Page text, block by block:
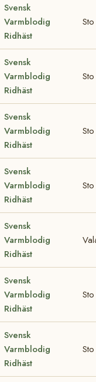
Svensk
Varmblodig
Ridhäst
Sto
Svensk
Varmblodig
Ridhäst
Sto
Svensk
Varmblodig
Ridhäst
Sto
Svensk
Varmblodig
Ridhäst
Sto
Svensk
Varmblodig
Ridhäst
Svensk
Varmblodig
Ridhäst
Sto
Svensk
Varmblodig
Ridhäst
Sto